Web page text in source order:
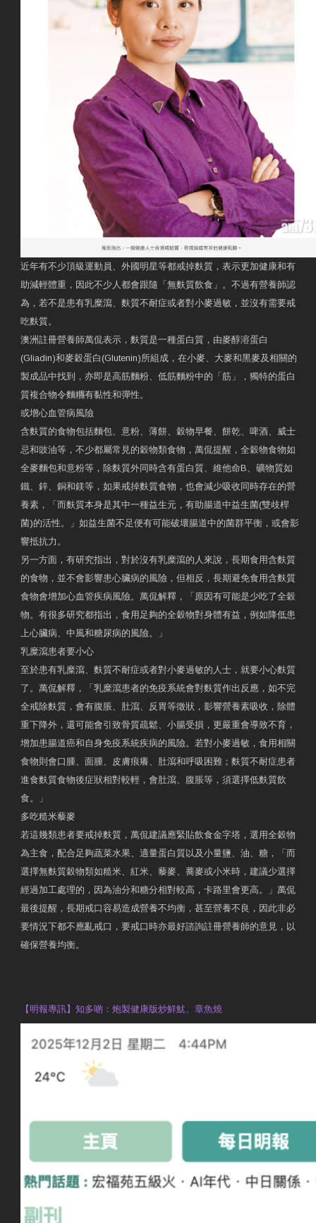
近年有不少頂級運動員、外國明星等都戒掉麩質，表示更加健康和有
助減輕體重，因此不少人都會跟隨「無麩質飲食」。不過有營養師認
為，若不是患有乳糜瀉、麩質不耐症或者對小麥過敏，並沒有需要戒
吃麩質。
澳洲註冊營養師萬侃表示，麩質是一種蛋白質，由麥醇溶蛋白
(Gliadin)和麥穀蛋白(Glutenin)所組成，在小麥、大麥和黑麥及相關的
製成品中找到，亦即是高筋麵粉、低筋麵粉中的「筋」，獨特的蛋白
質複合物令麵糰有黏性和彈性。
或增心血管病風險
含麩質的食物包括麵包、意粉、薄餅、穀物早餐、餅乾、啤酒、威士
忌和豉油等，不少都屬常見的穀物類食物，萬侃提醒，全穀物食物如
全麥麵包和意粉等，除麩質外同時含有蛋白質、維他命B、礦物質如
鐵、鋅、銅和鎂等，如果戒掉麩質食物，也會減少吸收同時存在的營
養素，「而麩質本身是其中一種益生元，有助腸道中益生菌(雙歧桿
菌)的活性。」如益生菌不足便有可能破壞腸道中的菌群平衡，或會影
響抵抗力。
另一方面，有研究指出，對於沒有乳糜瀉的人來說，長期食用含麩質
的食物，並不會影響患心臟病的風險，但相反，長期避免食用含麩質
食物會增加心血管疾病風險。萬侃解釋，「原因有可能是少吃了全穀
物。有很多研究都指出，食用足夠的全穀物對身體有益，例如降低患
上心臟病、中風和糖尿病的風險。」
乳糜瀉患者要小心
至於患有乳糜瀉、麩質不耐症或者對小麥過敏的人士，就要小心麩質
了。萬侃解釋，「乳糜瀉患者的免疫系統會對麩質作出反應，如不完
全戒除麩質，會有腹脹、肚瀉、反胃等徵狀，影響營養素吸收，除體
重下降外，還可能會引致骨質疏鬆、小腸受損，更嚴重會導致不育，
增加患腸道癌和自身免疫系統疾病的風險。若對小麥過敏，食用相關
食物則會口腫、面腫、皮膚痕癢、肚瀉和呼吸困難；麩質不耐症患者
進食麩質食物後症狀相對較輕，會肚瀉、腹脹等，須選擇低麩質飲
食。」
多吃糙米藜麥
若這幾類患者要戒掉麩質，萬侃建議應緊貼飲食金字塔，選用全穀物
為主食，配合足夠蔬菜水果、適量蛋白質以及小量鹽、油、糖，「而
選擇無麩質穀物類如糙米、紅米、藜麥、蕎麥或小米時，建議少選擇
經過加工處理的，因為油分和糖分相對較高，卡路里會更高。」萬侃
最後提醒，長期戒口容易造成營養不均衡，甚至營養不良，因此非必
要情況下都不應亂戒口，要戒口時亦最好諮詢註冊營養師的意見，以
確保營養均衡。
【明報專訊】知多啲：炮製健康版炒鮮魷、章魚燒